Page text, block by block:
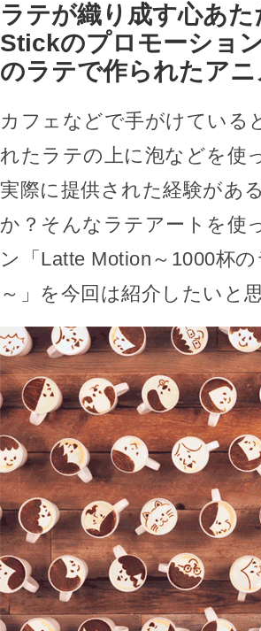
ラテが織り成す心あ
Stickのプロモーショ
のラテで作られたア
カフェなどで手がけている
れたラテの上に泡などを使
実際に提供された経験があ
か？そんなラテアートを使
ン「Latte Motion～1000杯
～」を今回は紹介したいと